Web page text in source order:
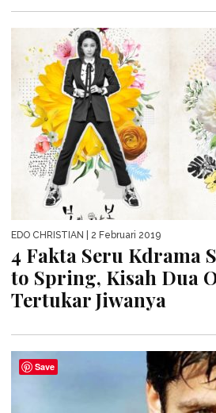
EDO CHRISTIAN | 2 Februari 2019
4 Fakta Seru Kdrama
to Spring, Kisah Dua
Tertukar Jiwanya
Save